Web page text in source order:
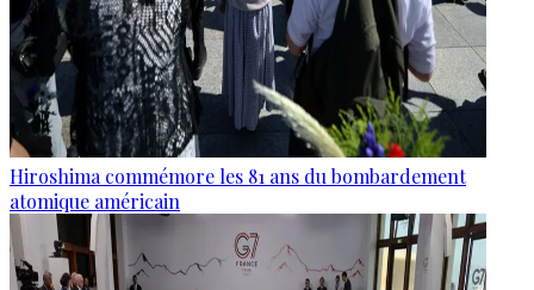
Hiroshima commémore les 81 ans du bombardement
atomique américain